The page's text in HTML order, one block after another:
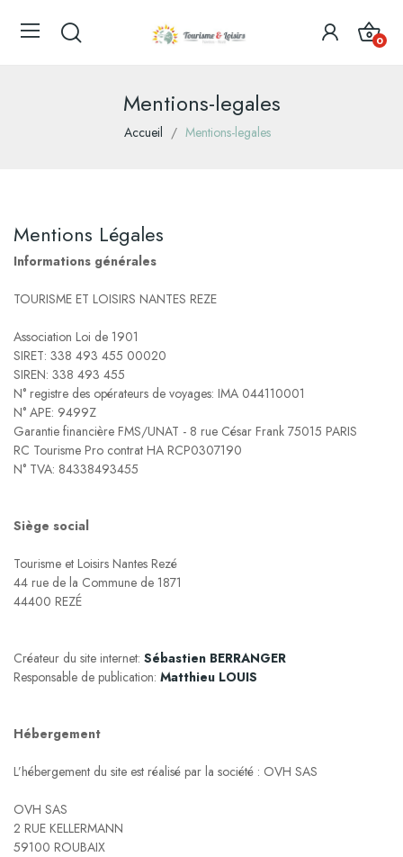
0
Mentions-legales
Accueil Mentions-legales
Mentions Légales
Informations générales
TOURISME ET LOISIRS NANTES REZE
Association Loi de 1901
SIRET: 338 493 455 00020
SIREN: 338 493 455
N° registre des opérateurs de voyages: IMA 044110001
N° APE: 9499Z
Garantie financière FMS/UNAT - 8 rue César Frank 75015 PARIS
RC Tourisme Pro contrat HA RCP0307190
N° TVA: 84338493455
Siège social
Tourisme et Loisirs Nantes Rezé
44 rue de la Commune de 1871
44400 REZÉ
Créateur du site internet: Sébastien BERRANGER
Responsable de publication: Matthieu LOUIS
Hébergement
L’hébergement du site est réalisé par la société : OVH SAS
OVH SAS
2 RUE KELLERMANN
59100 ROUBAIX